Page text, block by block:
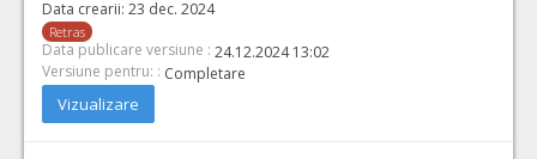
Data crearii: 23 dec. 2024
Retras
Data publicare versiune : 24.12.2024 13:02
Versiune pentru: : Completare
Vizualizare